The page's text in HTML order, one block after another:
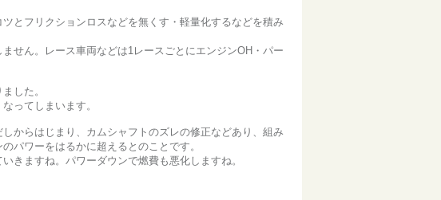
とフリクションロスなどを無くす・軽量化するなどを積み
ん。レース車両などは1レースごとにエンジンOH・パー
した。
ってしまいます。
からはじまり、カムシャフトのズレの修正などあり、組み
ワーをはるかに超えるとのことです。
ますね。パワーダウンで燃費も悪化しますね。